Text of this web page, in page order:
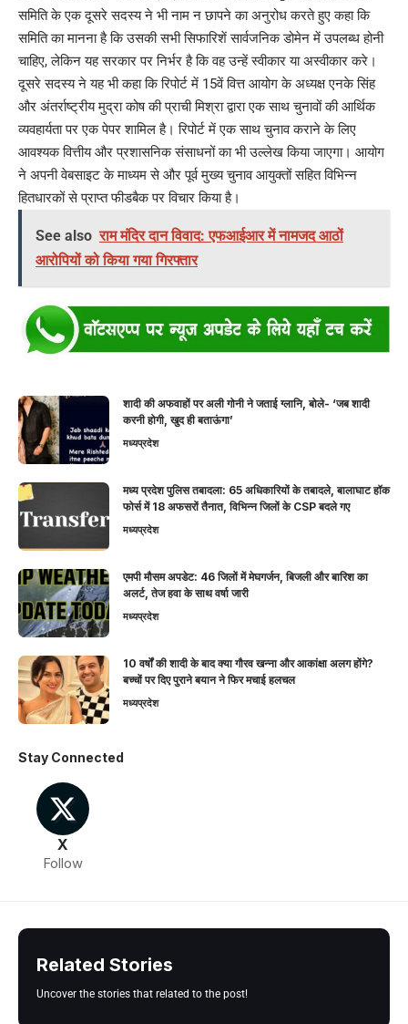
समिति के एक दूसरे सदस्य ने भी नाम न छापने का अनुरोध करते हुए कहा कि
समिति का मानना है कि उसकी सभी सिफारिशें सार्वजनिक डोमेन में उपलब्ध होनी
चाहिए, लेकिन यह सरकार पर निर्भर है कि वह उन्हें स्वीकार या अस्वीकार करे।
दूसरे सदस्य ने यह भी कहा कि रिपोर्ट में 15वें वित्त आयोग के अध्यक्ष एनके सिंह
और अंतर्राष्ट्रीय मुद्रा कोष की प्राची मिश्रा द्वारा एक साथ चुनावों की आर्थिक
व्यवहार्यता पर एक पेपर शामिल है। रिपोर्ट में एक साथ चुनाव कराने के लिए
आवश्यक वित्तीय और प्रशासनिक संसाधनों का भी उल्लेख किया जाएगा। आयोग
ने अपनी वेबसाइट के माध्यम से और पूर्व मुख्य चुनाव आयुक्तों सहित विभिन्न
हितधारकों से प्राप्त फीडबैक पर विचार किया है।
See also राम मंदिर दान विवाद: एफआईआर में नामजद आठों
आरोपियों को किया गया गिरफ्तार
शादी की अफवाहों पर अली गोनी ने जताई ग्लानि, बोले- ‘जब शादी
करनी होगी, खुद ही बताऊंगा’
मध्यप्रदेश
मध्य प्रदेश पुलिस तबादला: 65 अधिकारियों के तबादले, बालाघाट हॉक
फोर्स में 18 अफसरों तैनात, विभिन्न जिलों के CSP बदले गए
मध्यप्रदेश
एमपी मौसम अपडेट: 46 जिलों में मेघगर्जन, बिजली और बारिश का
अलर्ट, तेज हवा के साथ वर्षा जारी
मध्यप्रदेश
10 वर्षों की शादी के बाद क्या गौरव खन्ना और आकांक्षा अलग होंगे?
बच्चों पर दिए पुराने बयान ने फिर मचाई हलचल
मध्यप्रदेश
Stay Connected
X
Follow
Related Stories
Uncover the stories that related to the post!